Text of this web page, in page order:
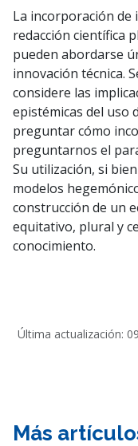
La incorporación de
redacción científica
pueden abordarse
innovación técnica.
considere las
epistémicas del uso
preguntar cómo
preguntarnos el
Su utilización, si
modelos
construcción de un
equitativo, plural y
conocimiento.
Última actualización:
Más